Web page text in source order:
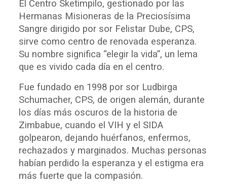
El Centro Sketimpilo, gestionado por las
Hermanas Misioneras de la Preciosísima
Sangre dirigido por sor Felistar Dube, CPS,
sirve como centro de renovada esperanza.
Su nombre significa “elegir la vida”, un lema
que es vivido cada día en el centro.
Fue fundado en 1998 por sor Ludbirga
Schumacher, CPS, de origen alemán, durante
los días más oscuros de la historia de
Zimbabue, cuando el VIH y el SIDA
golpearon, dejando huérfanos, enfermos,
rechazados y marginados. Muchas personas
habían perdido la esperanza y el estigma era
más fuerte que la compasión.